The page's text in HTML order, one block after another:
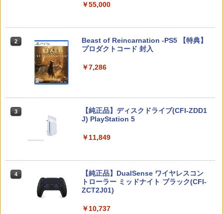
【PowerA 公式ストア】パワーエー アド
2年保証
3
開封】バイオハザード レクイエム 通常
版/Switch 2【日曜日以外即日発送】※レ
【特典】ドラゴンクエストVII Reimagin
ed NintendoSwitch2版(40周年スライム
オリ特付【08/27発売日お届け☆予約】
ァイバータオル付★
3
典】特別フォトフレーム「Quartet」)
版(【早期購入同梱特典】「STEINS;GAT
E 変移空間のオクテット」DLC)
人遊び 電池式 脳トレ 麻雀 卓上 玩具 お
-HO09
3 【中古】ファイナルファンタジーIV
￥3,799
4
ゲーム機 本体 脳を鍛える大人の娯楽ゲ
ーム 4タイトル収録 HDMI 差すだけ ワイ
ヤレスコントローラー 付き 麻雀 将棋 脳
トレ ゲーム イーハトーヴォ物語 サラブ
レッドブリーダー3 KTFC-008B【メール
【中古】【未使用品】ベイマックス Mov
【BLU-R】超かぐや姫！ Blu-ray通常版
舞台『刀剣乱舞』蔵出し映像集ー天伝 蒼
2 スプラトゥーン レイダース -Switch2
3 Nintendo Switch 2(日本語・国内専用)
4
ニンテンドープリペイド番号 9000円|オ
ンラインコード版
￥55,000
2
Beast of Reincarnation -PS5 【特典】
プロダクトコード 封入
￥7,286
3
【純正品】ディスクドライブ(CFI-ZDD1
J) PlayStation 5
￥11,849
4
【純正品】DualSense ワイヤレスコン
トローラー ミッドナイト ブラック(CFI-
ZCT2J01)
￥10,737